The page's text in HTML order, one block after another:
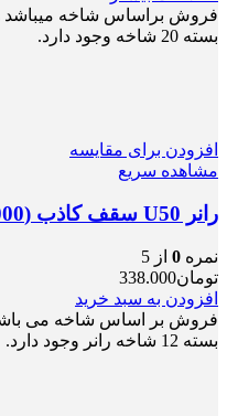
بسته 20 شاخه وجود دارد.
افزودن برای مقایسه
مشاهده سریع
رانر U50 سقف کاذب (U50_4000)
نمره 0 از 5
تومان338.000
افزودن به سبد خرید
بسته 12 شاخه رانر وجود دارد.